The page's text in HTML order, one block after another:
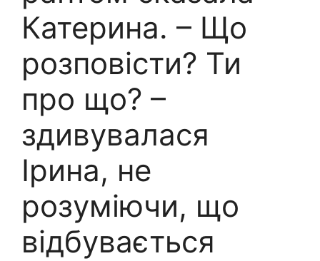
Катерина. – Що
розповісти? Ти
про що? –
здивувалася
Ірина, не
розуміючи, що
відбувається